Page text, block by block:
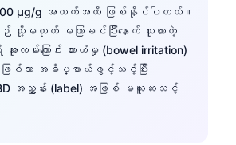
µg/g အထက်အထိ ဖြစ်နိုင်ပါတယ်။
စဉ် သို့မဟုတ် မကြာခင်ပြီးနောက် ယူထားတဲ့
ကြောင်း ယားယံမှု (bowel irritation)
ဖြစ်သာ အဓိပ္ပာယ်ဖွင့်သင့်ပြီး
အညွှန်း (label) အဖြစ် မယူဆသင့်